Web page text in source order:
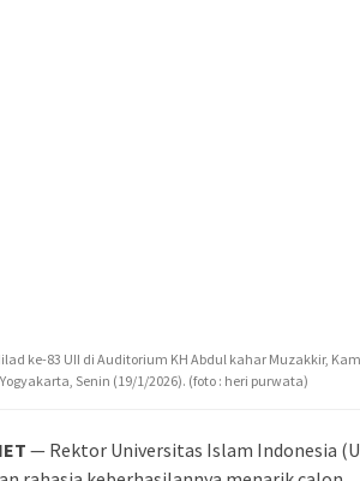
ke-83 UII di Auditorium KH Abdul kahar Muzakkir,
Senin (19/1/2026). (foto : heri purwata)
— Rektor Universitas Islam Indonesia